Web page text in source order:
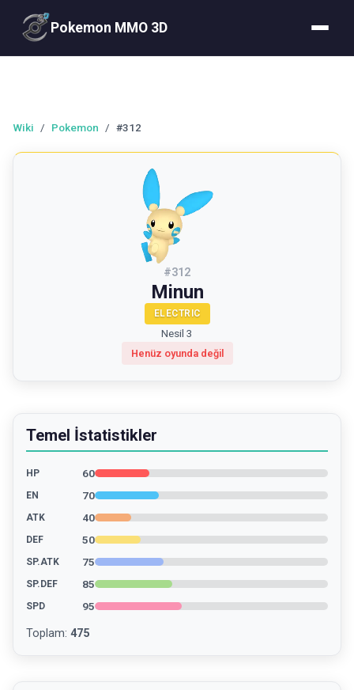
Pokemon MMO 3D
Wiki / Pokemon / #312
#312
Minun
ELECTRIC
Nesil 3
Henüz oyunda değil
Temel İstatistikler
HP 60
EN 70
ATK 40
DEF 50
SP.ATK 75
SP.DEF 85
SPD 95
Toplam: 475